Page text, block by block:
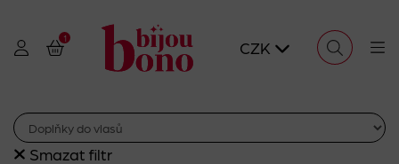
1
CZK
Smazat filtr